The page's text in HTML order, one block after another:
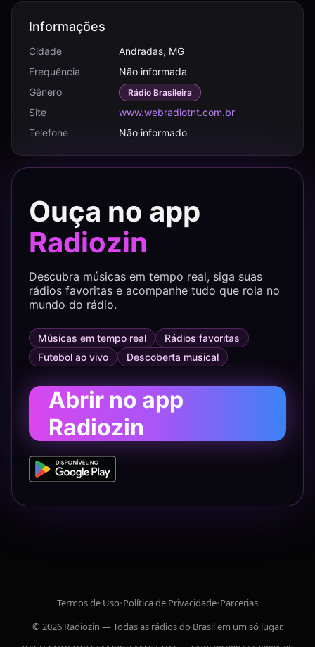
Informações
Cidade
Andradas, MG
Frequência
Não informada
Gênero
Rádio Brasileira
Site
www.webradiotnt.com.br
Telefone
Não informado
Ouça no app
Radiozin
Descubra músicas em tempo real, siga suas
rádios favoritas e acompanhe tudo que rola no
mundo do rádio.
Músicas em tempo real
Rádios favoritas
Futebol ao vivo
Descoberta musical
Abrir no app
Radiozin
Termos de Uso•Política de Privacidade•Parcerias
© 2026 Radiozin — Todas as rádios do Brasil em um só lugar.